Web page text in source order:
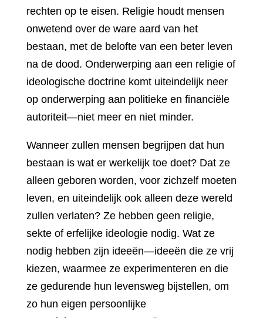
rechten op te eisen. Religie houdt mensen
onwetend over de ware aard van het
bestaan, met de belofte van een beter leven
na de dood. Onderwerping aan een religie of
ideologische doctrine komt uiteindelijk neer
op onderwerping aan politieke en financiële
autoriteit—niet meer en niet minder.
Wanneer zullen mensen begrijpen dat hun
bestaan is wat er werkelijk toe doet? Dat ze
alleen geboren worden, voor zichzelf moeten
leven, en uiteindelijk ook alleen deze wereld
zullen verlaten? Ze hebben geen religie,
sekte of erfelijke ideologie nodig. Wat ze
nodig hebben zijn ideeën—ideeën die ze vrij
kiezen, waarmee ze experimenteren en die
ze gedurende hun levensweg bijstellen, om
zo hun eigen persoonlijke